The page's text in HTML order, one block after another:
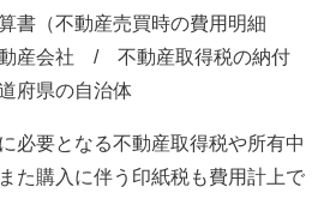
書（不動産売買時の費用明細
動産会社 / 不動産取得税の納付
府県の自治体
必要となる不動産取得税や所有中
た購入に伴う印紙税も費用計上で